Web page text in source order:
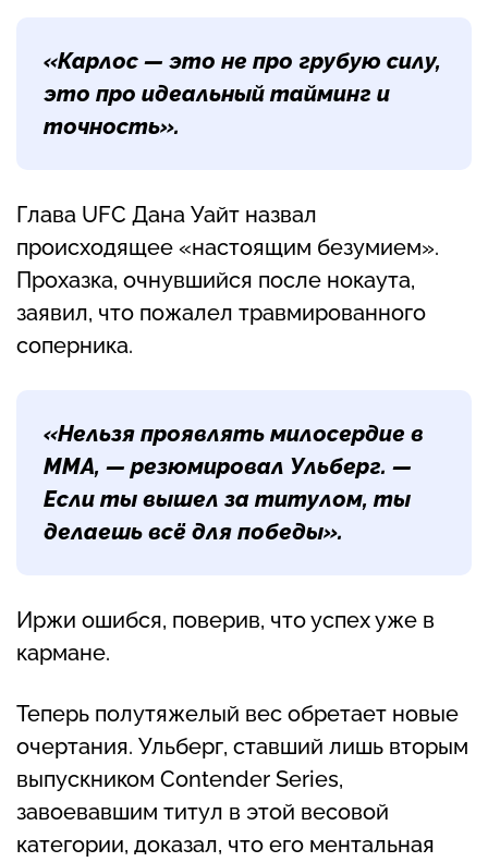
«Карлос — это не про грубую силу,
это про идеальный тайминг и
точность».
Глава UFC Дана Уайт назвал
происходящее «настоящим безумием».
Прохазка, очнувшийся после нокаута,
заявил, что пожалел травмированного
соперника.
«Нельзя проявлять милосердие в
ММА, — резюмировал Ульберг. —
Если ты вышел за титулом, ты
делаешь всё для победы».
Иржи ошибся, поверив, что успех уже в
кармане.
Теперь полутяжелый вес обретает новые
очертания. Ульберг, ставший лишь вторым
выпускником Contender Series,
завоевавшим титул в этой весовой
категории, доказал, что его ментальная